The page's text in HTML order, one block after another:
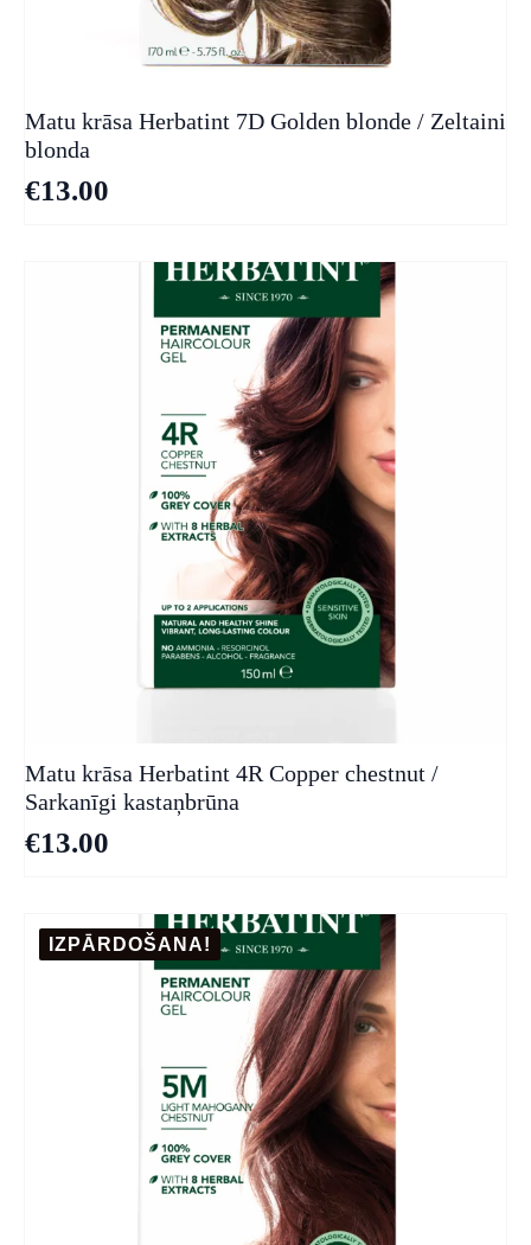
Matu krāsa Herbatint 7D Golden blonde / Zeltaini
blonda
€13.00
Matu krāsa Herbatint 4R Copper chestnut /
Sarkanīgi kastaņbrūna
€13.00
IZPĀRDOŠANA!